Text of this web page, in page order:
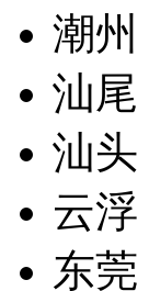
潮州
汕尾
汕头
云浮
东莞